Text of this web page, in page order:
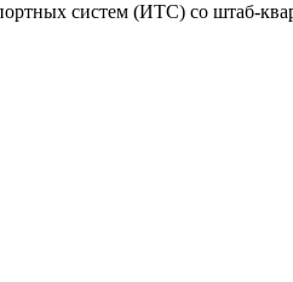
систем (ИТС) со штаб-